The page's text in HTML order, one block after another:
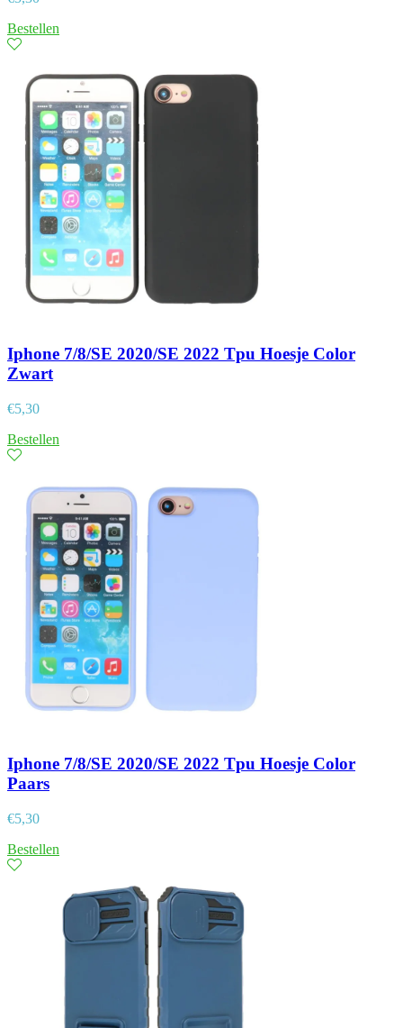
Bestellen
Iphone 7/8/SE 2020/SE 2022 Tpu Hoesje Color
Zwart
€5,30
Bestellen
Iphone 7/8/SE 2020/SE 2022 Tpu Hoesje Color
Paars
€5,30
Bestellen